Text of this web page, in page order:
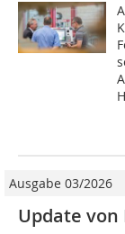
Ausgabe 03/2026
Update von